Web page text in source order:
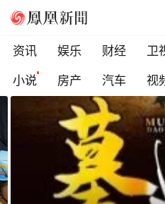
资讯 娱乐 财经 卫
小说
房产 汽车 视